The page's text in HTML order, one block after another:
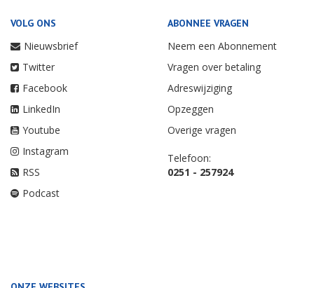
VOLG ONS
Nieuwsbrief
Twitter
Facebook
LinkedIn
Youtube
Instagram
RSS
Podcast
ABONNEE VRAGEN
Neem een Abonnement
Vragen over betaling
Adreswijziging
Opzeggen
Overige vragen
Telefoon:
0251 - 257924